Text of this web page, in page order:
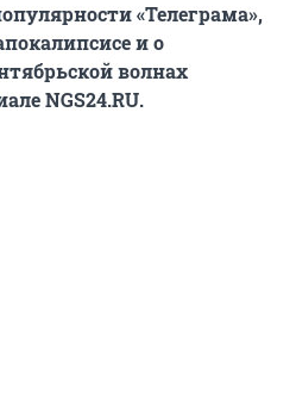
«Телеграма»,
и о
волнах
NGS24.RU.